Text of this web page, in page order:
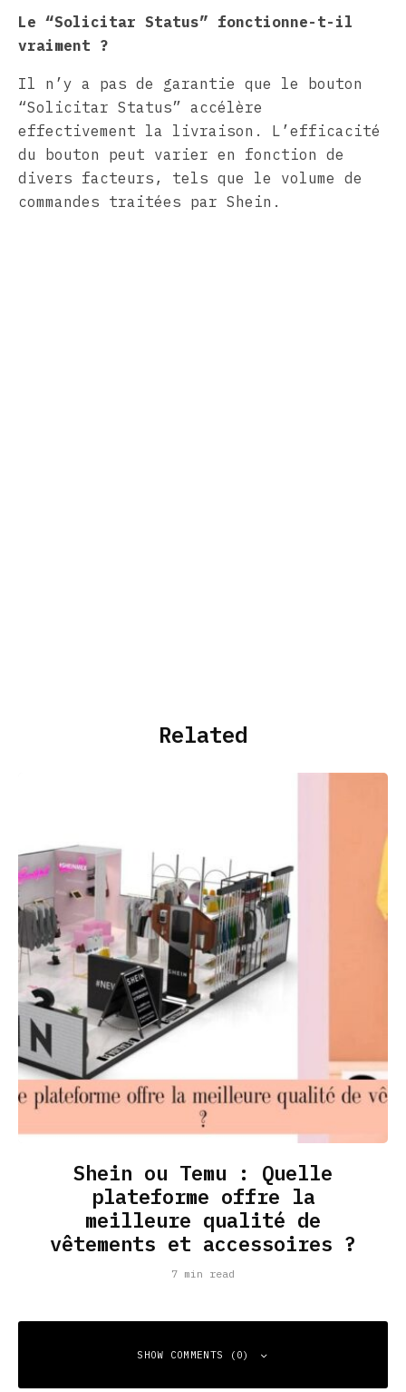
Le “Solicitar Status” fonctionne-t-il
vraiment ?
Il n’y a pas de garantie que le bouton
“Solicitar Status” accélère
effectivement la livraison. L’efficacité
du bouton peut varier en fonction de
divers facteurs, tels que le volume de
commandes traitées par Shein.
Related
Shein ou Temu : Quelle
plateforme offre la
meilleure qualité de
vêtements et accessoires ?
7 min read
SHOW COMMENTS (0)